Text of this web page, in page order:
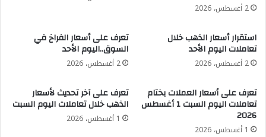
2 أغسطس، 2026
استقرار أسعار الذهب خلال
تعاملات اليوم الأحد
2 أغسطس، 2026
تعرف على أسعار الفراخ في
السوق..اليوم الأحد
2 أغسطس، 2026
تعرف على أسعار العملات بختام
تعاملات اليوم السبت 1 أغسطس
2026
1 أغسطس، 2026
تعرف على آخر تحديث لأسعار
الذهب خلال تعاملات اليوم السبت
1 أغسطس، 2026